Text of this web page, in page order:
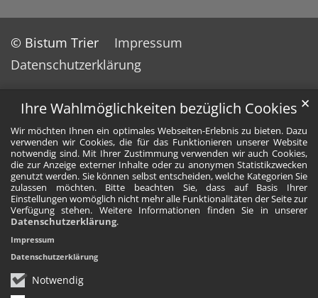
Ihre Wahlmöglichkeiten bezüglich Cookies
Wir möchten Ihnen ein optimales Webseiten-Erlebnis zu bieten. Dazu
verwenden wir Cookies, die für das Funktionieren unserer Website
notwendig sind. Mit Ihrer Zustimmung verwenden wir auch Cookies,
die zur Anzeige externer Inhalte oder zu anonymen Statistikzwecken
genutzt werden. Sie können selbst entscheiden, welche Kategorien Sie
zulassen möchten. Bitte beachten Sie, dass auf Basis Ihrer
Einstellungen womöglich nicht mehr alle Funktionalitäten der Seite zur
Verfügung stehen. Weitere Informationen finden Sie in unserer
Datenschutzerklärung.
Notwendig
✕
Impressum
Datenschutzerklärung
© Bistum Trier
Impressum
Datenschutzerklärung